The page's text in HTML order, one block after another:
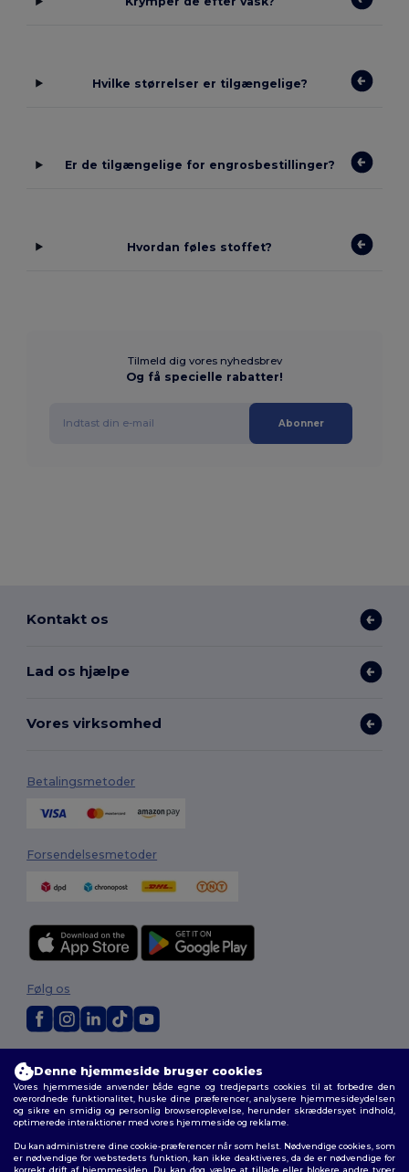
Hvilke størrelser er tilgængelige?
Er de tilgængelige for engrosbestillinger?
Hvordan føles stoffet?
Tilmeld dig vores nyhedsbrev
Og få specielle rabatter!
Abonner
Kontakt os
Lad os hjælpe
Vores virksomhed
Betalingsmetoder
Forsendelsesmetoder
Vilkår og Betingelser|Tilpasset politik |Fortrolighedspolitik
cookies|Sitemap
Følg os
Denne hjemmeside bruger cookies
Vores hjemmeside anvender både egne og tredjeparts cookies til at forbedre den
overordnede funktionalitet, huske dine præferencer, analysere hjemmesideydelsen
og sikre en smidig og personlig browseroplevelse, herunder skræddersyet indhold,
optimerede interaktioner med vores hjemmeside og reklame.
Du kan administrere dine cookie-præferencer når som helst. Nødvendige cookies, som
er nødvendige for webstedets funktion, kan ikke deaktiveres, da de er nødvendige for
korrekt drift af hjemmesiden. Du kan dog vælge at tillade eller blokere andre typer